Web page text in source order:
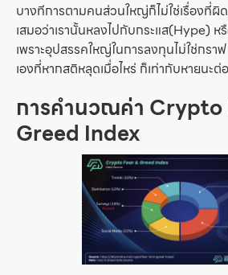
บางทีการตามคนส่วนใหญ่ก็ไม่ใช่เรื่องที่ผิ
เสมอว่าเรานั้นหลงไปกับกระแส(Hype)
เพราะอุปสรรคใหญ่ในการลงทุนไม่ใช่กราฟ
เองที่หากสติหลุดเมื่อไหร่ ก็เท่ากับหายนะต่
การคำนวณค่า Crypto
Greed Index